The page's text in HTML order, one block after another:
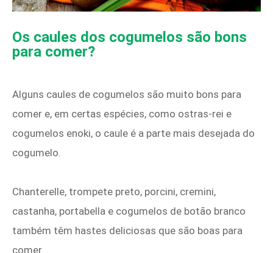
Os caules dos cogumelos são bons
para comer?
Alguns caules de cogumelos são muito bons para
comer e, em certas espécies, como ostras-rei e
cogumelos enoki, o caule é a parte mais desejada do
cogumelo.
Chanterelle, trompete preto, porcini, cremini,
castanha, portabella e cogumelos de botão branco
também têm hastes deliciosas que são boas para
comer.